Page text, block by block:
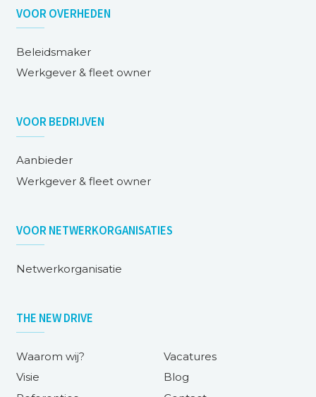
VOOROVERHEDEN
Beleidsmaker
Werkgever & fleet owner
VOORBEDRIJVEN
Aanbieder
Werkgever & fleet owner
VOORNETWERKORGANISATIES
Netwerkorganisatie
THE NEW DRIVE
Waarom wij?
Visie
Vacatures
Blog